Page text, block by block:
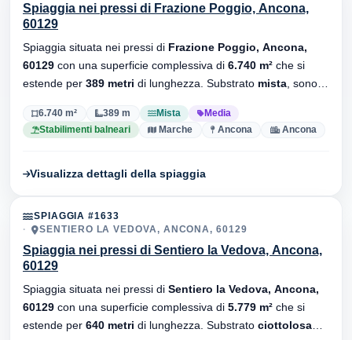
Spiaggia nei pressi di Frazione Poggio, Ancona,
60129
Spiaggia situata nei pressi di Frazione Poggio, Ancona,
60129 con una superficie complessiva di 6.740 m² che si
estende per 389 metri di lunghezza. Substrato mista , sono
6.740 m² 389 m Mista
Media
Stabilimenti balneari
Marche Ancona Ancona
Visualizza dettagli della spiaggia
SPIAGGIA #1633
SENTIERO LA VEDOVA, ANCONA, 60129
Spiaggia nei pressi di Sentiero la Vedova, Ancona,
60129
Spiaggia situata nei pressi di Sentiero la Vedova, Ancona,
60129 con una superficie complessiva di 5.779 m² che si
estende per 640 metri di lunghezza. Substrato ciottolosa